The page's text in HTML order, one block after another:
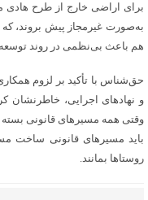
برای اراضی خارج از طرح هادی
به‌صورت غیرمجاز پیش بروند،
هم باعث بی‌نظمی در روند
حق‌شناس با تأکید بر لزوم
و نهادهای اجرایی، خاطرنشان
وقتی همه مسیرهای قانونی بسته
باید مسیرهای قانونی ساخت
روستاها بمانند.